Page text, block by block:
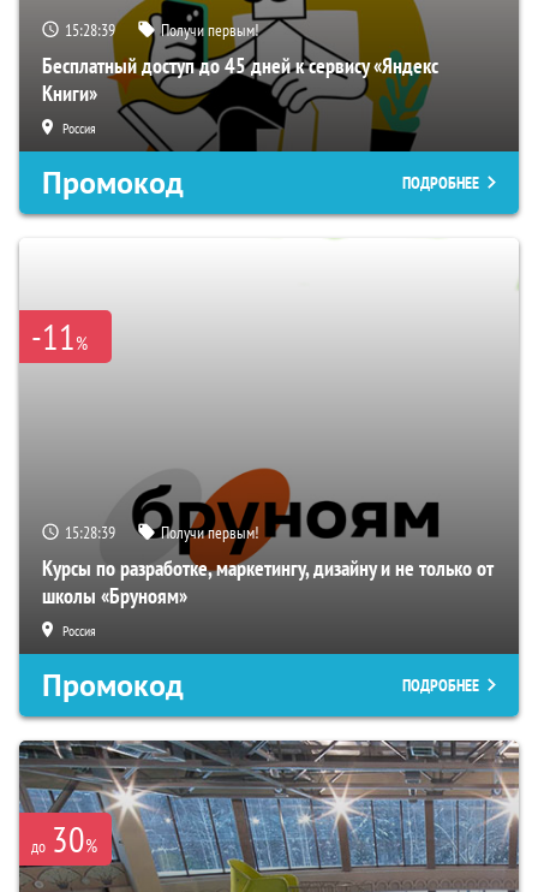
15:28:38 Получи первым!
Бесплатный доступ до 45 дней к сервису «Яндекс
Книги»
Россия
Промокод ПОДРОБНЕЕ
-11%
15:28:38 Получи первым!
Курсы по разработке, маркетингу, дизайну и не только от
школы «Бруноям»
Россия
Промокод ПОДРОБНЕЕ
до 30%